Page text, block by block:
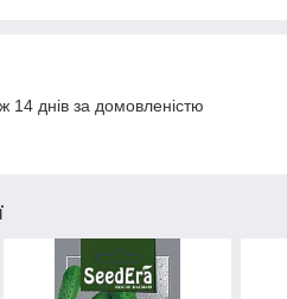
14 днів за домовленістю